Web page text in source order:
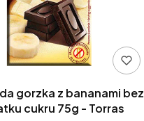
gorzka z bananami bez
cukru 75g - Torras